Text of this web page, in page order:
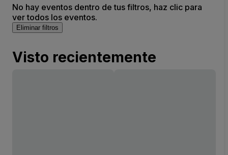
No hay eventos dentro de tus filtros, haz clic para
ver todos los eventos.
Eliminar filtros
Visto recientemente